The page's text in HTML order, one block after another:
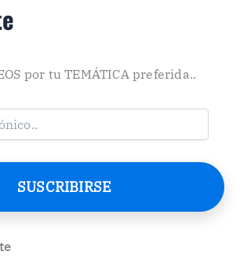
por tu TEMÁTICA preferida..
SUSCRIBIRSE